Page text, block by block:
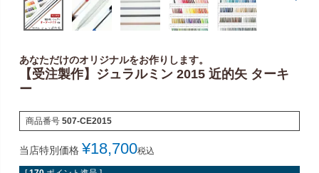
あなただけのオリジナルをお作りします。
【受注製作】ジュラルミン 2015 近的矢 ターキ
ー
商品番号 507-CE2015
当店特別価格 ¥18,700税込